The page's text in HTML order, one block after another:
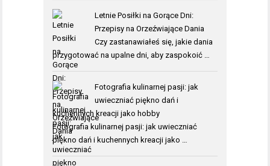
Letnie Posiłki na Gorące Dni:
Przepisy na Orzeźwiające Dania
Czy zastanawiałeś się, jakie dania
przygotować na upalne dni, aby zaspokoić …
Fotografia kulinarnej pasji: jak
uwieczniać piękno dań i
kuchennych kreacji jako hobby
Fotografia kulinarnej pasji: jak uwieczniać
piękno dań i kuchennych kreacji jako …